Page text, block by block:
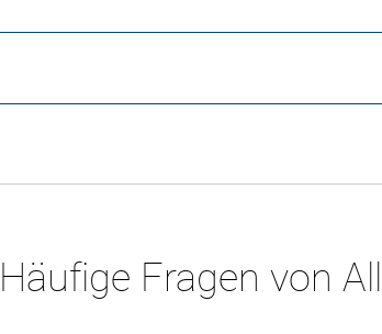
Häufige Fragen von